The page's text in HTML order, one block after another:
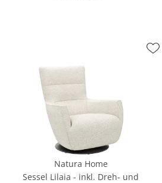
Natura Home
Sessel Lilaia - inkl. Dreh- und